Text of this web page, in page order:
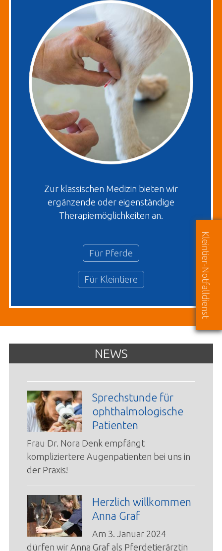
Zur klassischen Medizin bieten wir
ergänzende oder eigenständige
Therapiemöglichkeiten an.
Für Pferde
Für Kleintiere
NEWS
Sprechstunde für
ophthalmologische
Patienten
Frau Dr. Nora Denk empfängt
kompliziertere Augenpatienten bei uns in
der Praxis!
Herzlich willkommen
Anna Graf
Am 3. Januar 2024
dürfen wir Anna Graf als Pferdetierärztin
Kleintier-Notfalldienst